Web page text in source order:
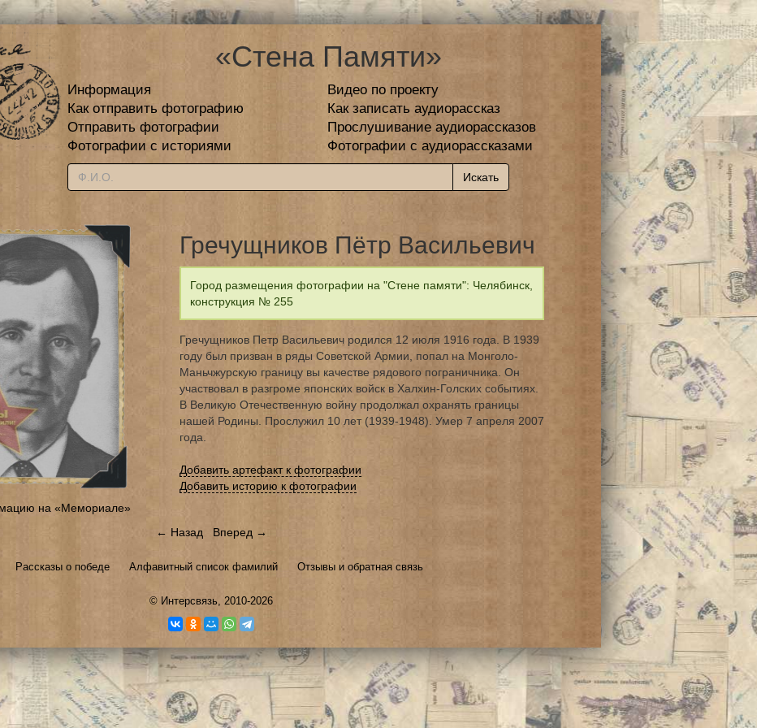
«Стена Памяти»
Информация
Видео по проекту
Как отправить фотографию
Как записать аудиорассказ
Отправить фотографии
Прослушивание аудиорассказов
Фотографии с историями
Фотографии с аудиорассказами
на «Мемориале»
Гречущников Пётр Васильевич
Город размещения фотографии на "Стене памяти": Челябинск,
конструкция № 255
Гречущников Петр Васильевич родился 12 июля 1916 года. В 1939
году был призван в ряды Советской Армии, попал на Монголо-
Маньчжурскую границу вы качестве рядового пограничника. Он
участвовал в разгроме японских войск в Халхин-Голских событиях.
В Великую Отечественную войну продолжал охранять границы
нашей Родины. Прослужил 10 лет (1939-1948). Умер 7 апреля 2007
года.
Добавить артефакт к фотографии
Добавить историю к фотографии
← Назад Вперед →
Рассказы о победе Алфавитный список фамилий Отзывы и обратная связь
© Интерсвязь, 2010-2026